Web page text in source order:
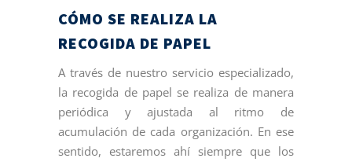
CÓMO SE REALIZA LA
RECOGIDA DE PAPEL
A través de nuestro servicio especializado,
la recogida de papel se realiza de manera
periódica y ajustada al ritmo de
acumulación de cada organización. En ese
sentido, estaremos ahí siempre que los